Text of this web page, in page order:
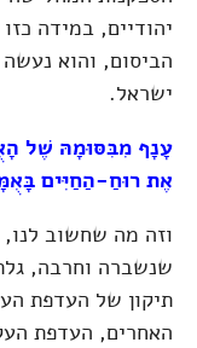
יהודיים, במידה כזו
הביסום, והוא נעשה
ישראל.
עָנָף מִבִּסּוּמָהּ שֶׁל
אֶת רוּחַ-הַחַיִּים
וזה מה שחשוב לנו,
שנשברה וחרבה,
תיקון של העדפת
האחרים, העדפת